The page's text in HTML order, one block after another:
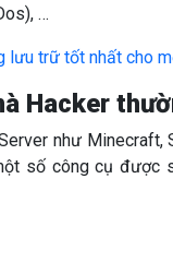
…
lưu trữ tốt nhất cho
Hacker
như Minecraft,
số công cụ được